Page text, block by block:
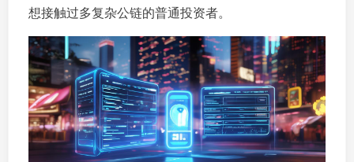
想接触过多复杂公链的普通投资者。